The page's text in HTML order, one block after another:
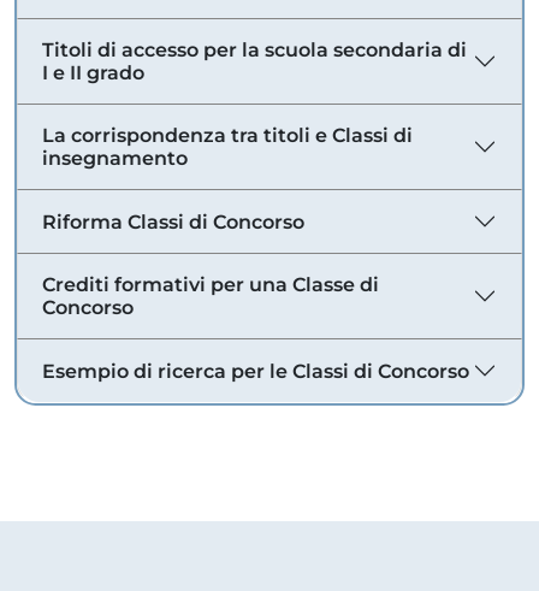
Titoli di accesso per la scuola secondaria di
I e II grado
La corrispondenza tra titoli e Classi di
insegnamento
Riforma Classi di Concorso
Crediti formativi per una Classe di
Concorso
Esempio di ricerca per le Classi di Concorso